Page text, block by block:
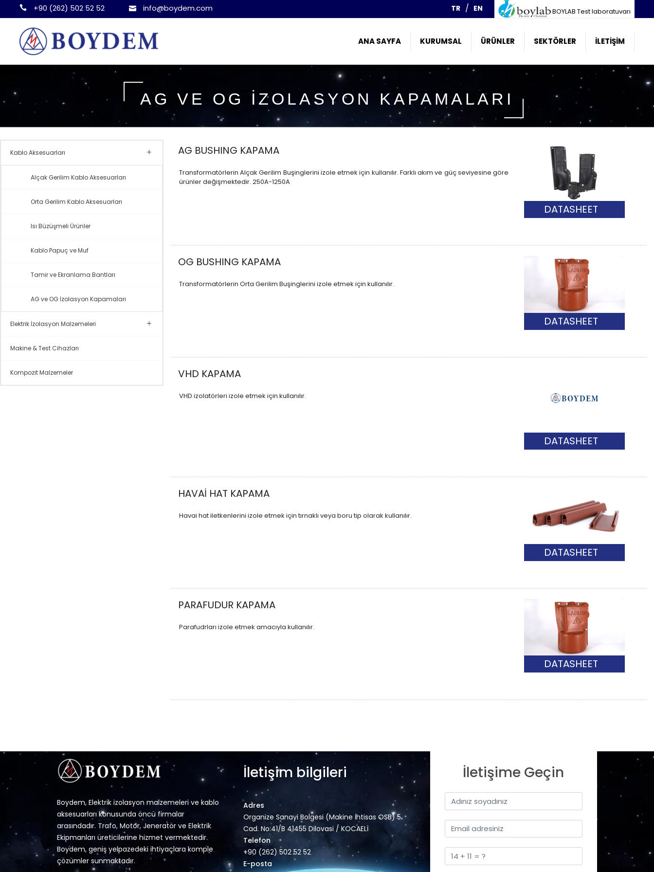
+90 (262) 502 52 52 info@boydem.com TR EN BOYLAB Test laboratuvarı
ANA SAYFA KURUMSAL ÜRÜNLER SEKTÖRLER İLETIŞIM
AG VE OG İZOLASYON KAPAMALARI
Kablo Aksesuarları
Alçak Gerilim Kablo Aksesuarları
Orta Gerilim Kablo Aksesuarları
Isı Büzüşmeli Ürünler
Kablo Papuç ve Muf
Tamir ve Ekranlama Bantları
AG ve OG İzolasyon Kapamaları
Elektrik İzolasyon Malzemeleri
Makine & Test Cihazları
Kompozit Malzemeler
AG BUSHING KAPAMA
Transformatörlerin Alçak Gerilim Buşinglerini izole etmek için kullanılır. Farklı akım ve güç seviyesine göre
ürünler değişmektedir. 250A-1250A
DATASHEET
OG BUSHING KAPAMA
Transformatörlerin Orta Gerilim Buşinglerini izole etmek için kullanılır.
DATASHEET
VHD KAPAMA
VHD izolatörleri izole etmek için kullanılır.
DATASHEET
HAVAİ HAT KAPAMA
Havai hat iletkenlerini izole etmek için tırnaklı veya boru tip olarak kullanılır.
DATASHEET
PARAFUDUR KAPAMA
Parafudrları izole etmek amacıyla kullanılır.
DATASHEET
Boydem, Elektrik izolasyon malzemeleri ve kablo
aksesuarları konusunda öncü firmalar
arasındadır. Trafo, Motor, Jeneratör ve Elektrik
Ekipmanları üreticilerine hizmet vermektedir.
Boydem, geniş yelpazedeki ihtiyaçlara komple
çözümler sunmaktadır.
İletişim bilgileri
Adres
Organize Sanayi Bolgesi (Makine İhtisas OSB) 5.
Cad. No:41/B 41455 Dilovasi / KOCAELİ
Telefon
+90 (262) 502 52 52
E-posta
İletişime Geçin